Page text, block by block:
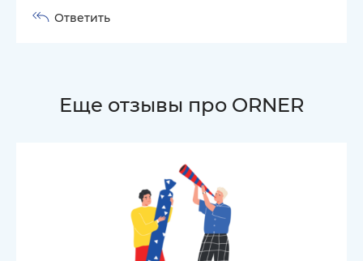
Ответить
Еще отзывы про ORNER